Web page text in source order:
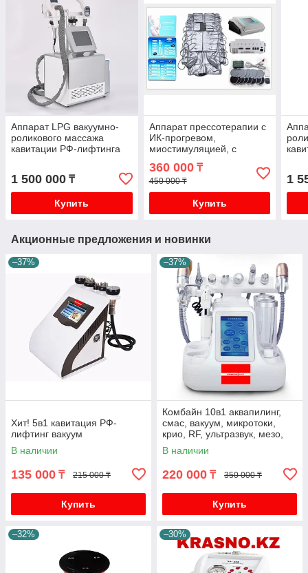
Аппарат LPG вакуумно-
роликового массажа
кавитации РФ-лифтинга
1 500 000 ₸
Купить
Аппарат прессотерапии с
ИК-прогревом,
миостимуляцией, с
матрасом MX-P21
360 000₸
450 000 ₸
Купить
1
Акционные предложения и новинки
–37%
Хит! 5в1 кавитация РФ-
лифтинг вакуум
В наличии
135 000 ₸ 215 000 ₸
Купить
–37%
Комбайн 10в1 аквапилинг,
смас, вакуум, микротоки,
крио, RF, ультразвук, мезо,
led маска
В наличии
220 000 ₸ 350 000 ₸
Купить
–32% –30%